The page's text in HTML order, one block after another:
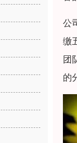
公
缴
团
的